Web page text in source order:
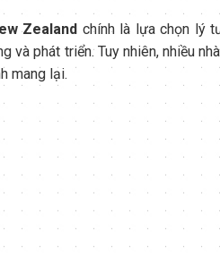
Zealand chính là lựa chọn lý
và phát triển. Tuy nhiên, nhiều
mang lại.